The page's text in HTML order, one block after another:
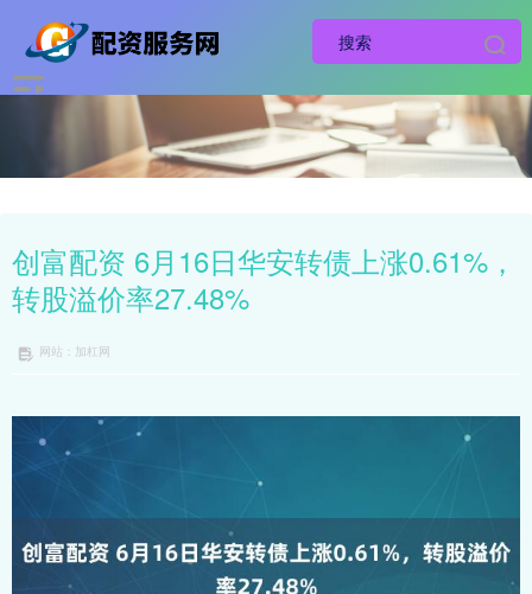
创富配资 6月16日华安转债上涨0.61%，
转股溢价率27.48%
网站：加杠网